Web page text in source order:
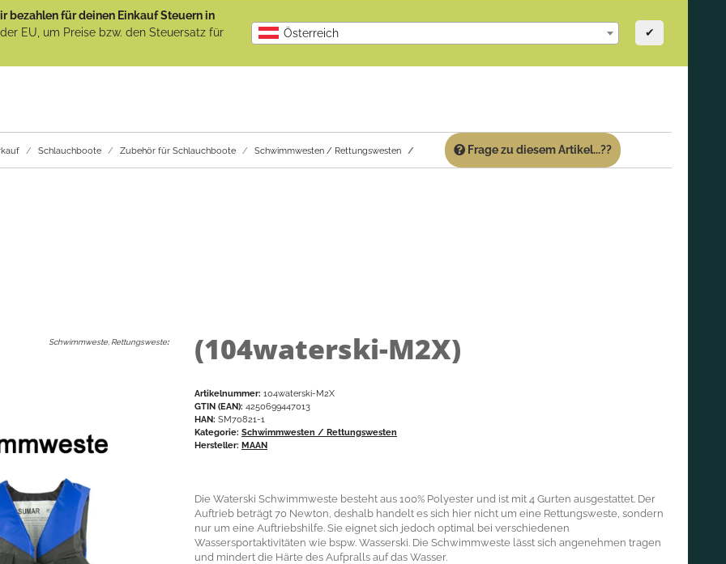
bezahlen für deinen Einkauf Steuern in
EU, um Preise bzw. den Steuersatz für
Österreich ✔
Schlauchboote Zubehör für Schlauchboote Schwimmwesten / Rettungswesten Frage zu diesem Artikel...??
Schwimmweste, Rettungsweste: (104waterski-M2X)
Artikelnummer: 104waterski-M2X
GTIN (EAN): 4250699447013
HAN: SM70821-1
Kategorie: Schwimmwesten / Rettungswesten
Hersteller: MAAN
Die Waterski Schwimmweste besteht aus 100% Polyester und ist mit 4 Gurten ausgestattet. Der
Auftrieb beträgt 70 Newton, deshalb handelt es sich hier nicht um eine Rettungsweste, sondern
nur um eine Auftriebshilfe. Sie eignet sich jedoch optimal bei verschiedenen
Wassersportaktivitäten wie bspw. Wasserski. Die Schwimmweste lässt sich angenehmen tragen
und mindert die Härte des Aufpralls auf das Wasser.